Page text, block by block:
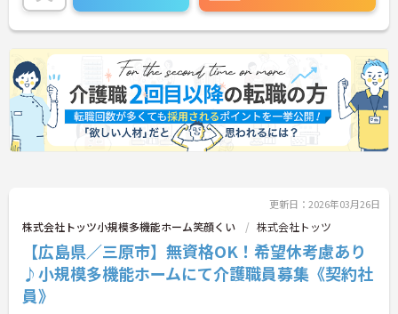
更新日：2026年03月26日
株式会社トッツ小規模多機能ホーム笑顔くい 株式会社トッツ
【広島県／三原市】無資格OK！希望休考慮あり
♪小規模多機能ホームにて介護職員募集《契約社
員》